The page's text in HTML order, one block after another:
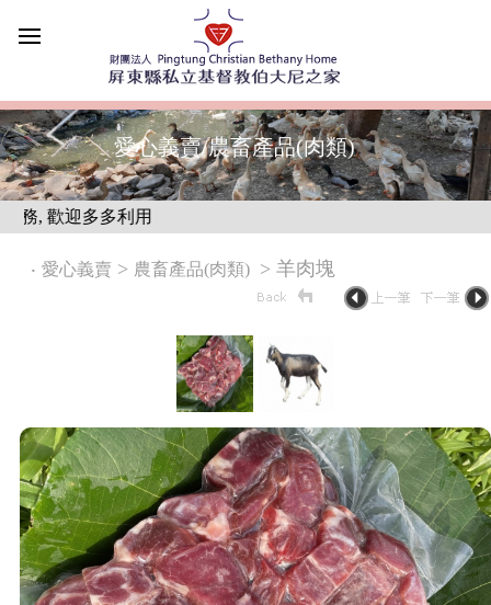
愛心義賣/農畜產品(肉類)
, 歡迎多多利用
‧ 愛心義賣 > 農畜產品(肉類) > 羊肉塊